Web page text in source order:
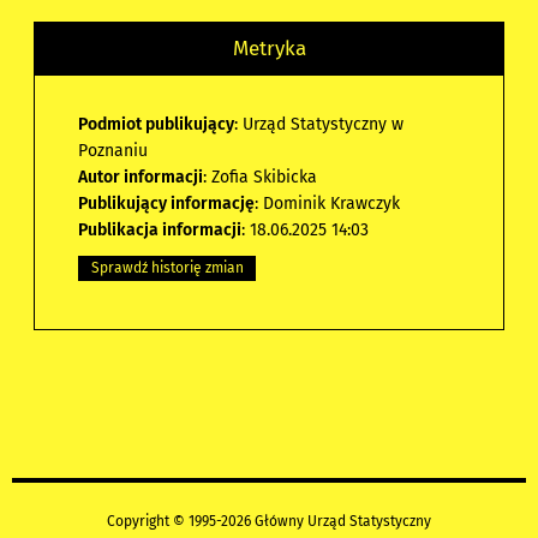
Metryka
Podmiot publikujący: Urząd Statystyczny w
Poznaniu
Autor informacji: Zofia Skibicka
Publikujący informację: Dominik Krawczyk
Publikacja informacji: 18.06.2025 14:03
Sprawdź historię zmian
Copyright © 1995-2026 Główny Urząd Statystyczny